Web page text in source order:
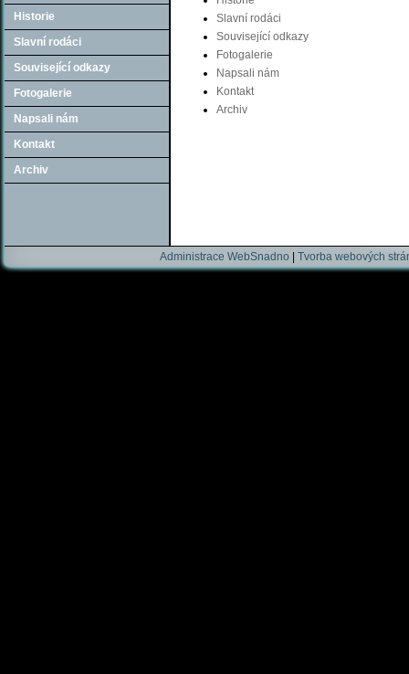
Historie
Slavní rodáci
Související odkazy
Fotogalerie
Napsali nám
Kontakt
Archiv
Slavní rodáci
Související odkazy
Fotogalerie
Napsali nám
Kontakt
Archiv
Administrace WebSnadno Tvorba webových